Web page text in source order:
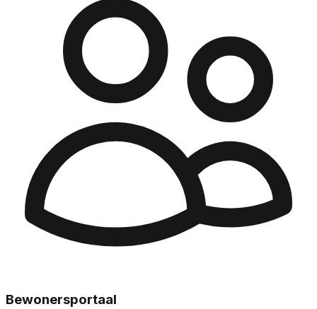
Bewoners­portaal